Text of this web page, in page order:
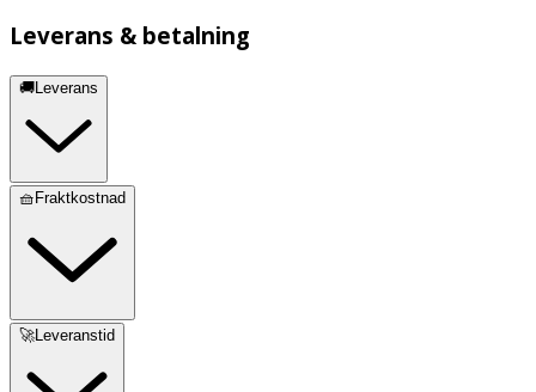
Leverans & betalning
🚚Leverans
🧺Fraktkostnad
🚀Leveranstid